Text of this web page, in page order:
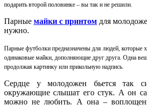
подарить второй половинке – вы так и не решили.
Парные майки с принтом для
нужно.
Парные футболки предназначены для людей, которые
одинаковые майки, дополняющие друг друга. Одна
продолжая картинку или прикольную надпись.
Сердце у молодожен бьется так
окружающие слышат его стук. А он
можно не любить. А она –